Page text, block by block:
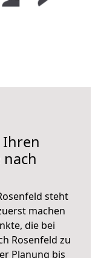
Ihren
nach
steht
machen
die bei
Rosenfeld zu
Planung bis